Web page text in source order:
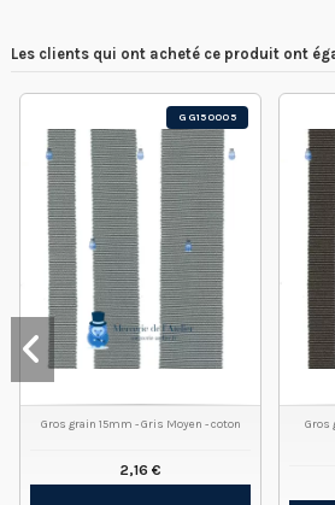
Les clients qui ont acheté ce produit ont
GG150005
Gros grain 15mm - Gris Moyen - coton
2,16 €
Gros